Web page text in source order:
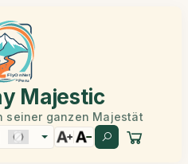
Majestic
seiner ganzen Majestät